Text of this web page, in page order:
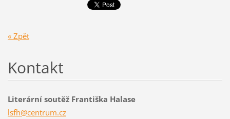
« Zpět
Kontakt
Literární soutěž Františka Halase
lsfh@centrum.cz